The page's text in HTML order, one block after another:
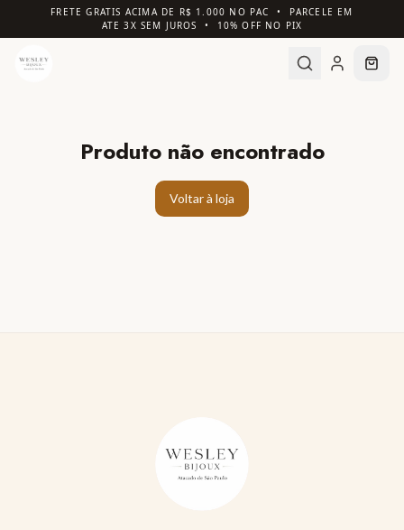
FRETE GRATIS ACIMA DE R$ 1.000 NO PAC • PARCELE EM
ATE 3X SEM JUROS • 10% OFF NO PIX
Produto não encontrado
Voltar à loja